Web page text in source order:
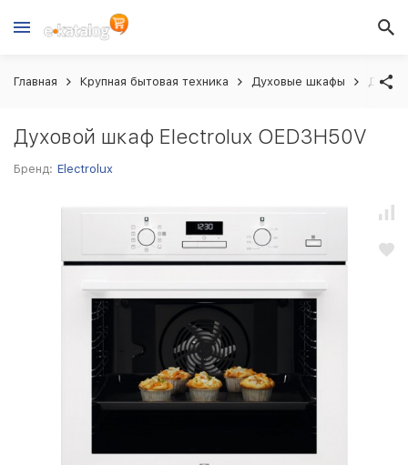
Главная Крупная бытовая техника Духовые шкафы
Духовой шкаф Electrolux OED3H50V
Бренд: Electrolux